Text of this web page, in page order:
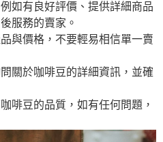
如有良好評價、提供詳細商品
服務的賣家。
與價格，不要輕易相信單一賣
關於咖啡豆的詳細資訊，並確
啡豆的品質，如有任何問題，